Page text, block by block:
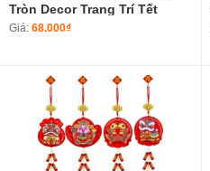
Tròn Decor Trang Trí Tết
Nguyên Đán Tranh Gỗ Nổi
Giá: 68.000₫